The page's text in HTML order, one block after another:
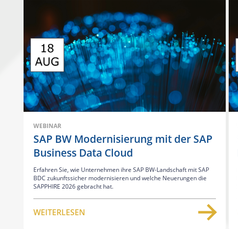
WEBINAR
SAP BW Modernisierung mit der SAP
Business Data Cloud
Erfahren Sie, wie Unternehmen ihre SAP BW-Landschaft mit SAP
BDC zukunftssicher modernisieren und welche Neuerungen die
SAPPHIRE 2026 gebracht hat.
WEITERLESEN